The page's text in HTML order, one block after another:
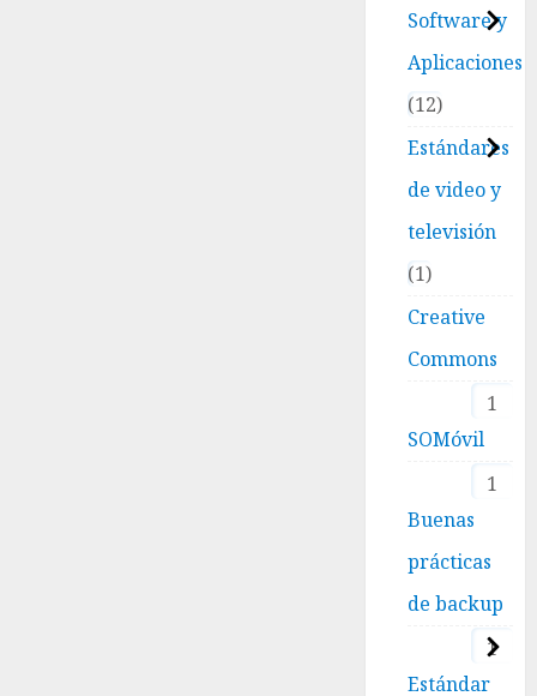
Software y
Aplicaciones
12
Estándares
de video y
televisión
1
Creative
Commons
1
SOMóvil
1
Buenas
prácticas
de backup
1
Estándar